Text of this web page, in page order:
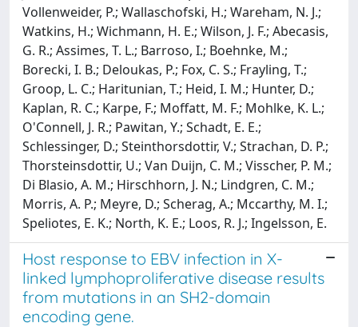
Vollenweider, P.; Wallaschofski, H.; Wareham, N. J.;
Watkins, H.; Wichmann, H. E.; Wilson, J. F.; Abecasis,
G. R.; Assimes, T. L.; Barroso, I.; Boehnke, M.;
Borecki, I. B.; Deloukas, P.; Fox, C. S.; Frayling, T.;
Groop, L. C.; Haritunian, T.; Heid, I. M.; Hunter, D.;
Kaplan, R. C.; Karpe, F.; Moffatt, M. F.; Mohlke, K. L.;
O'Connell, J. R.; Pawitan, Y.; Schadt, E. E.;
Schlessinger, D.; Steinthorsdottir, V.; Strachan, D. P.;
Thorsteinsdottir, U.; Van Duijn, C. M.; Visscher, P. M.;
Di Blasio, A. M.; Hirschhorn, J. N.; Lindgren, C. M.;
Morris, A. P.; Meyre, D.; Scherag, A.; Mccarthy, M. I.;
Speliotes, E. K.; North, K. E.; Loos, R. J.; Ingelsson, E.
Host response to EBV infection in X-
linked lymphoproliferative disease results
from mutations in an SH2-domain
encoding gene.